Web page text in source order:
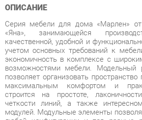
«Яна», занимающейся
качественной, удобной и
учетом основных требований к
экономичность в комплексе с
возможностями мебели. Модельный
позволяет организовать пространство
максимальным комфортом и
строится на простоте,
четкости линий, а также
модулей. Модульные элементы
любой конфигурации и под разные
Безопасность и экологичность лежат
линеек фабрики «Яна». Спокойная
декор и хорошо подобранная